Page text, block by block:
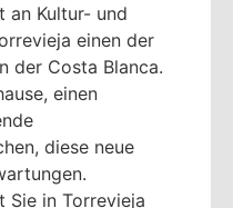
an Kultur- und
einen der
der Costa Blanca.
einen
diese neue
Sie in Torrevieja